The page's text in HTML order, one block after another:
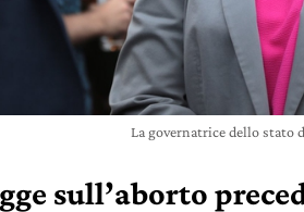
La governatrice dello stato
sull’aborto